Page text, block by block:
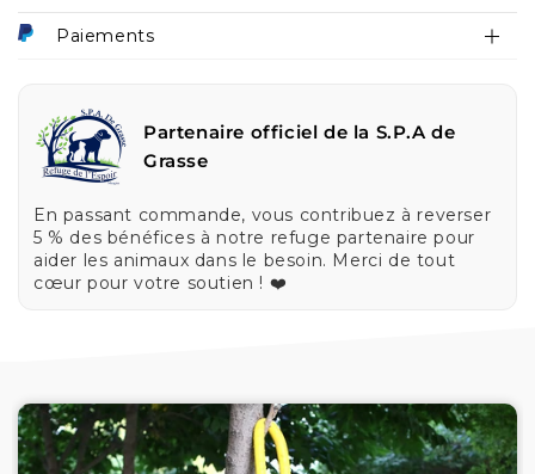
Paiements
Partenaire officiel de la S.P.A de
Grasse
En passant commande, vous contribuez à reverser
5 % des bénéfices à notre refuge partenaire pour
aider les animaux dans le besoin. Merci de tout
cœur pour votre soutien ! ❤️